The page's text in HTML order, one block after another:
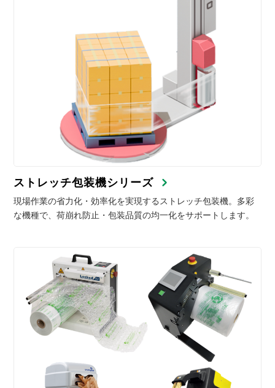
ストレッチ包装機シリーズ
現場作業の省力化・効率化を実現するストレッチ包装機。多彩
な機種で、荷崩れ防止・包装品質の均一化をサポートします。